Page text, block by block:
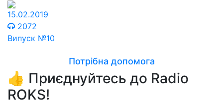
15.02.2019
2072
Випуск №10
Потрібна допомога
👍 Приєднуйтесь до Radio
ROKS!